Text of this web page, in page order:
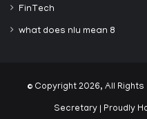
FinTech
what does nlu mean 8
© Copyright 2026, All
Secretary | Proudly